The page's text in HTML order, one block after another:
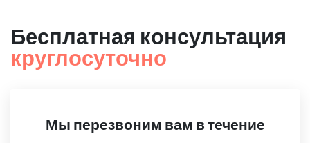
Бесплатная консультация
круглосуточно
Мы перезвоним вам в течение